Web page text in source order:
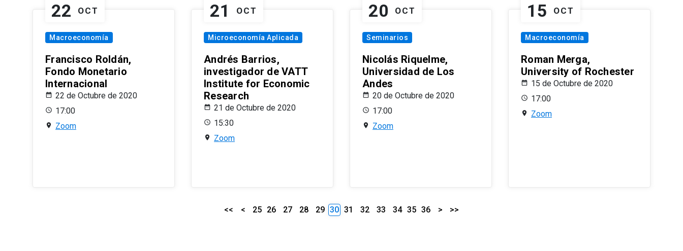
22 OCT
Macroeconomía
Francisco Roldán,
Fondo Monetario
Internacional
22 de Octubre de 2020
17:00
Zoom
21 OCT
Microeconomía Aplicada
Andrés Barrios,
investigador de VATT
Institute for Economic
Research
21 de Octubre de 2020
15:30
Zoom
20 OCT
Seminarios
Nicolás Riquelme,
Universidad de Los
Andes
20 de Octubre de 2020
17:00
Zoom
15 OCT
Macroeconomía
Roman Merga,
University of Rochester
15 de Octubre de 2020
17:00
Zoom
<< < 25 26 27 28 29 30 31 32 33 34 35 36 > >>